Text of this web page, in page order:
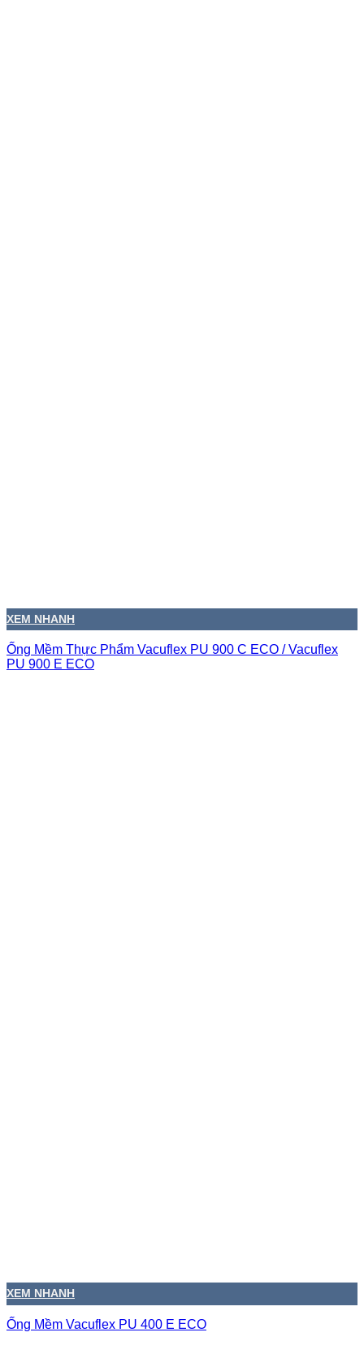
XEM NHANH
Ống Mềm Thực Phẩm Vacuflex PU 900 C ECO / Vacuflex
PU 900 E ECO
XEM NHANH
Ống Mềm Vacuflex PU 400 E ECO